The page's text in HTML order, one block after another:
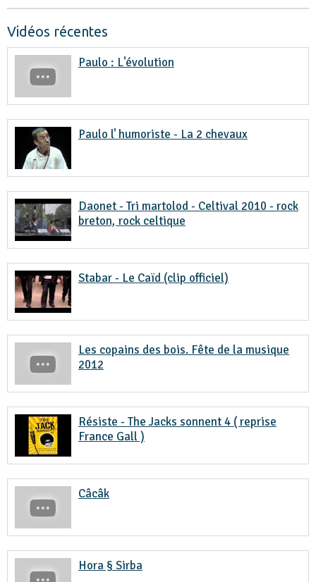
Vidéos récentes
Paulo : L'évolution
Paulo l' humoriste - La 2 chevaux
Daonet - Tri martolod - Celtival 2010 - rock
breton, rock celtique
Stabar - Le Caïd (clip officiel)
Les copains des bois. Fête de la musique
2012
Résiste - The Jacks sonnent 4 ( reprise
France Gall )
Câcâk
Hora § Sirba